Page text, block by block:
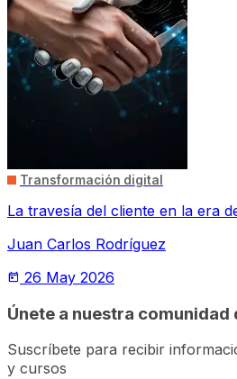
Transformación digital
La travesía del cliente en la era
Juan Carlos Rodríguez
today 26 May 2026
Únete a nuestra comunidad
Suscríbete para recibir
y cursos